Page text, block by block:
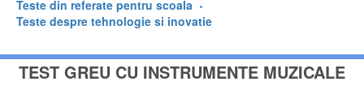
Teste din referate pentru scoala
Teste despre tehnologie si inovatie
TEST GREU CU INSTRUMENTE MUZICALE